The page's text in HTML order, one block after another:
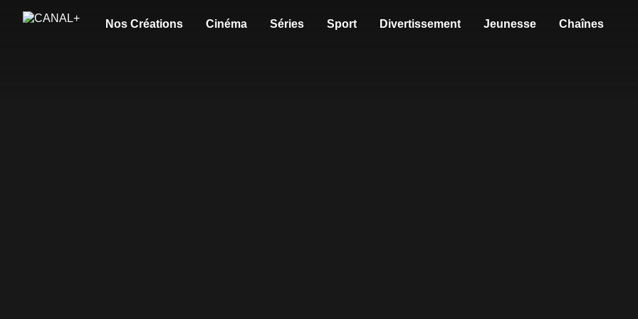
Nos Créations Cinéma Séries Sport Divertissement Jeunesse Chaînes